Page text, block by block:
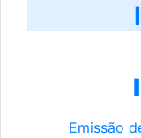
Emissão